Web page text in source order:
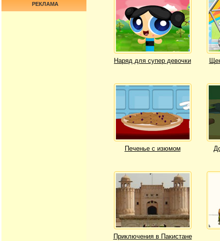
Наряд для супер девочки
Печенье с изюмом
Приключения в Пакистане
РЕКЛАМА